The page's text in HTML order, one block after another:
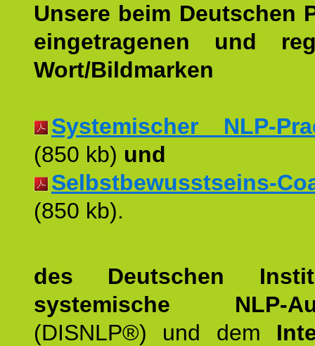
Unsere beim Deutschen
eingetragenen und
Wort/Bildmarken
Systemischer NLP-
(850 kb) und
Selbstbewusstseins-
(850 kb).
des Deutschen
systemische NLP-
(DISNLP®) und dem